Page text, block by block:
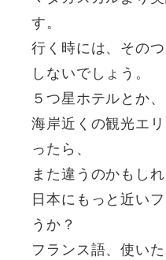
す。
行く時には、その
しないでしょう。
５つ星ホテルとか、
海岸近くの観光エ
ったら、
また違うのかもしれ
日本にもっと近い
うか？
フランス語、使い